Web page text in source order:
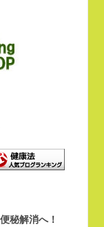
秘解消へ！